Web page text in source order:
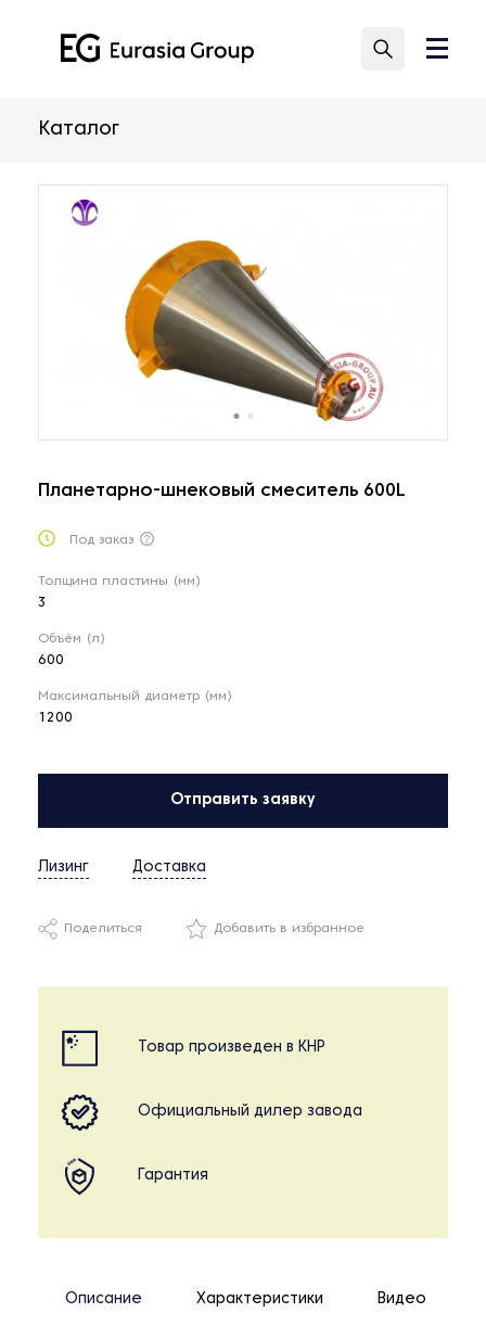
Каталог
Планетарно-шнековый смеситель 600L
Под заказ
Толщина пластины (мм)
3
Объём (л)
600
Максимальный диаметр (мм)
1200
Отправить заявку
Лизинг Доставка
Поделиться Добавить в избранное
Товар произведен в КНР
Официальный дилер завода
Гарантия
Описание Характеристики Видео